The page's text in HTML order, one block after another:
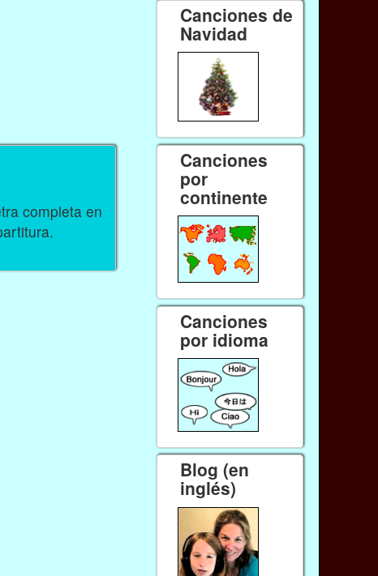
completa en
Canciones de
Navidad
Canciones
por
continente
Canciones
por idioma
Blog (en
inglés)